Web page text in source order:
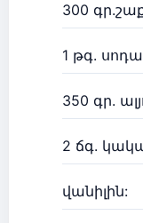
300
1 թգ.
350 գր.
2 ճգ.
վանիլին: